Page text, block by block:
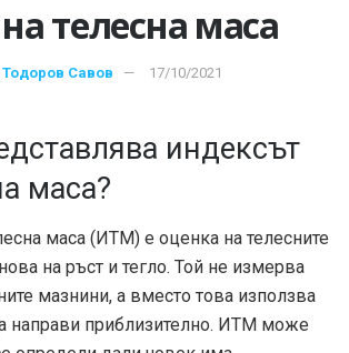
телесна маса
Савов 17/10/2021
индексът
маса?
маса (ИТМ) е оценка на телесните
на ръст и тегло. Той не измерва
мазнини, а вместо това използва
направи приблизително. ИТМ може